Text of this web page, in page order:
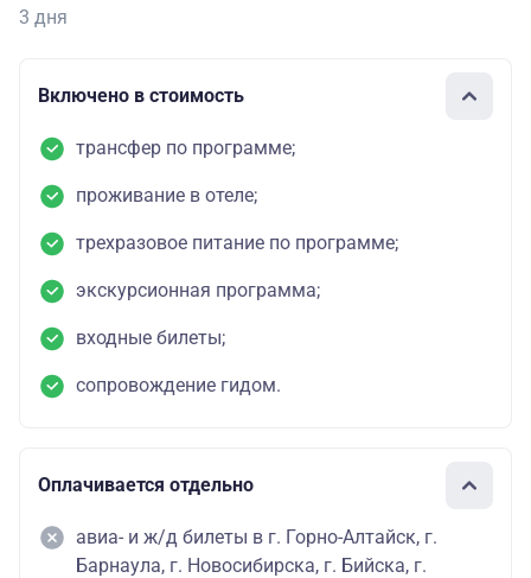
3 дня
Включено в стоимость
трансфер по программе;
проживание в отеле;
трехразовое питание по программе;
экскурсионная программа;
входные билеты;
сопровождение гидом.
Оплачивается отдельно
авиа- и ж/д билеты в г. Горно-Алтайск, г.
Барнаула, г. Новосибирска, г. Бийска, г.